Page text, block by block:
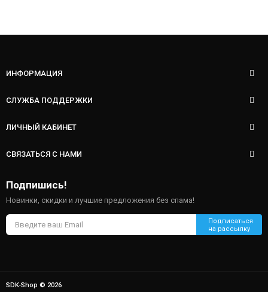
ИНФОРМАЦИЯ
СЛУЖБА ПОДДЕРЖКИ
ЛИЧНЫЙ КАБИНЕТ
СВЯЗАТЬСЯ С НАМИ
Подпишись!
Новинки, скидки и лучшие предложения без спама!
SDK-Shop © 2026